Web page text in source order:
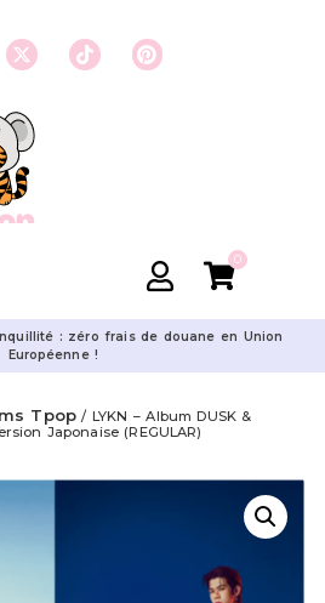
0
: zéro frais de douane en Union
Européenne !
Tpop/ LYKN – Album DUSK &
Japonaise (REGULAR)